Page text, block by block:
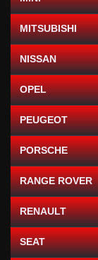
MITSUBISHI
NISSAN
OPEL
PEUGEOT
PORSCHE
RANGE ROVER
RENAULT
SEAT